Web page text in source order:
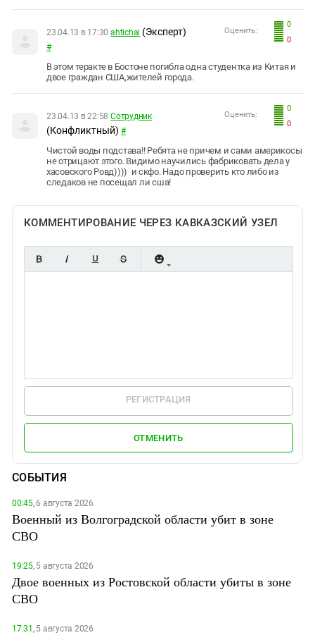
0
0
Оценить:
23.04.13 в 17:30 ahtichai (Эксперт)
#
В этом теракте в Бостоне погибла одна студентка из Китая и
двое граждан США,жителей города.
0
0
Оценить:
23.04.13 в 22:58 Сотрудник
(Конфликтный) #
Чистой воды подстава!! Ребята не причем и сами америкосы
не отрицают этого. Видимо научились фабриковать дела у
хасовского Ровд)))) и скфо. Надо проверить кто либо из
следаков не посещал ли сша!
КОММЕНТИРОВАНИЕ ЧЕРЕЗ КАВКАЗСКИЙ УЗЕЛ
РЕГИСТРАЦИЯ
ОТМЕНИТЬ
СОБЫТИЯ
00:45,6 августа 2026
Военный из Волгоградской области убит в зоне
СВО
19:25,5 августа 2026
Двое военных из Ростовской области убиты в зоне
СВО
17:31,5 августа 2026